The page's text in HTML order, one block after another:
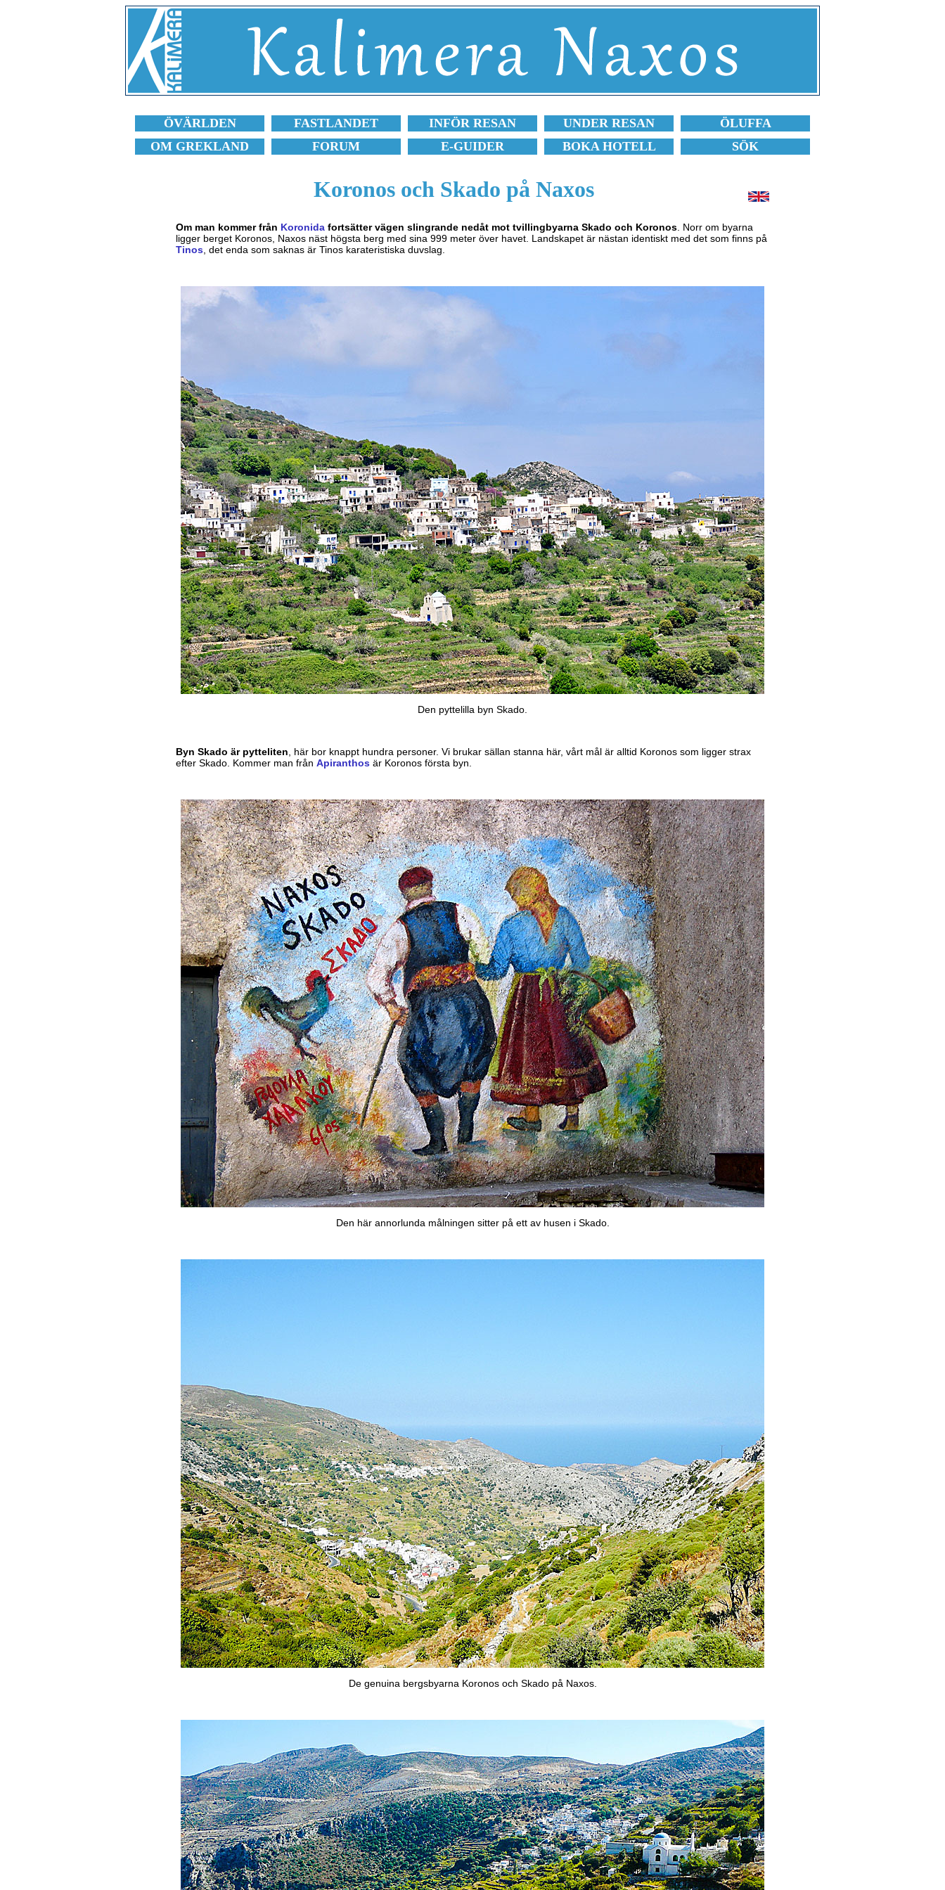
ÖVÄRLDEN FASTLANDET INFÖR RESAN UNDER RESAN
ÖLUFFA
OM GREKLAND
FORUM E-GUIDER BOKA HOTELL SÖK
Koronos och Skado på Naxos
Om man kommer från Koronidafortsätter vägen slingrande nedåt mot tvillingbyarna Skado och Koronos. Norr om byarna
ligger berget Koronos, Naxos näst högsta berg med sina 999 meter över havet. Landskapet är nästan identiskt med det som finns på
Tinos , det enda som saknas är Tinos karateristiska duvslag.
Den pyttelilla byn Skado.
Byn Skado är pytteliten , här bor knappt hundra personer. Vi brukar sällan stanna här, vårt mål är alltid Koronos som ligger strax
efter Skado. Kommer man från Apiranthos är Koronos första byn.
Den här annorlunda målningen sitter på ett av husen i Skado.
De genuina bergsbyarna Koronos och Skado på Naxos.